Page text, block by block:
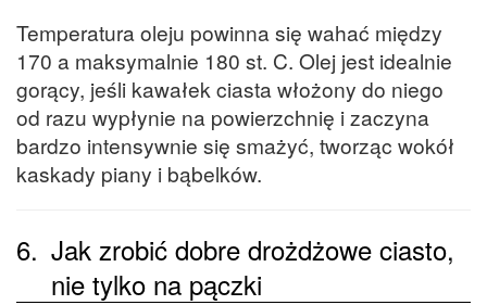
Temperatura oleju powinna się wahać między
170 a maksymalnie 180 st. C. Olej jest idealnie
gorący, jeśli kawałek ciasta włożony do niego
od razu wypłynie na powierzchnię i zaczyna
bardzo intensywnie się smażyć, tworząc wokół
kaskady piany i bąbelków.
6. Jak zrobić dobre drożdżowe ciasto,
nie tylko na pączki